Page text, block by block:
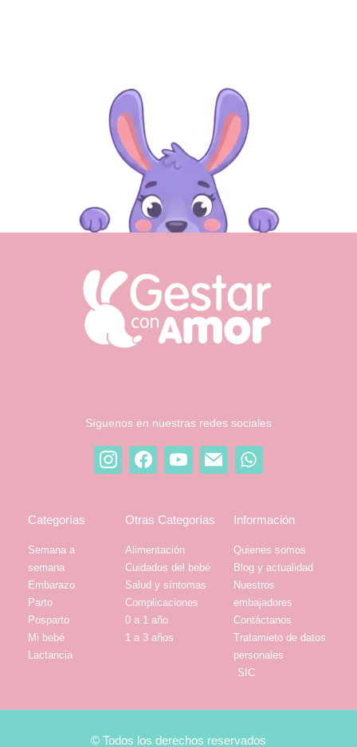
Síguenos en nuestras redes sociales
Categorías
Semana a
semana
Embarazo
Parto
Posparto
Mi bebé
Lactancia
Otras Categorías
Alimentación
Cuidados del bebé
Salud y síntomas
Complicaciones
0 a 1 año
1 a 3 años
Información
Quienes somos
Blog y actualidad
Nuestros
embajadores
Contáctanos
Tratamieto de datos
personales
SIC
© Todos los derechos reservados